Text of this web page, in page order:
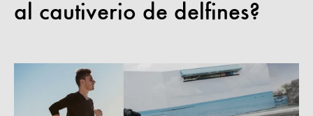
al cautiverio de delfines?